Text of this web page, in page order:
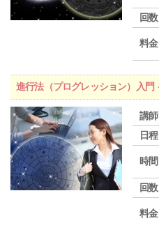
回数
料金
進行法（プログレッション）入門
講師
日程
時間
回数
料金